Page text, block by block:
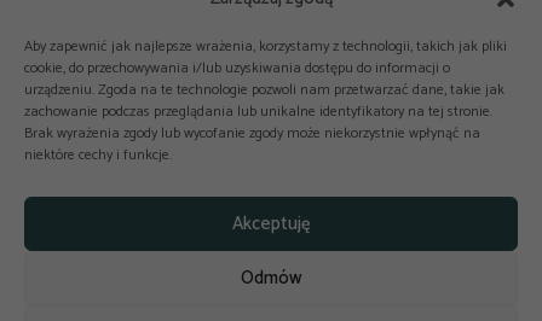
Aby zapewnić jak najlepsze wrażenia, korzystamy z technologii, takich jak pliki
cookie, do przechowywania i/lub uzyskiwania dostępu do informacji o
urządzeniu. Zgoda na te technologie pozwoli nam przetwarzać dane, takie jak
zachowanie podczas przeglądania lub unikalne identyfikatory na tej stronie.
Brak wyrażenia zgody lub wycofanie zgody może niekorzystnie wpłynąć na
niektóre cechy i funkcje.
Akceptuję
Odmów
Copyright © 2025-2026 odkuchni.co
Polityka prywatności
Regulamin
Reklama